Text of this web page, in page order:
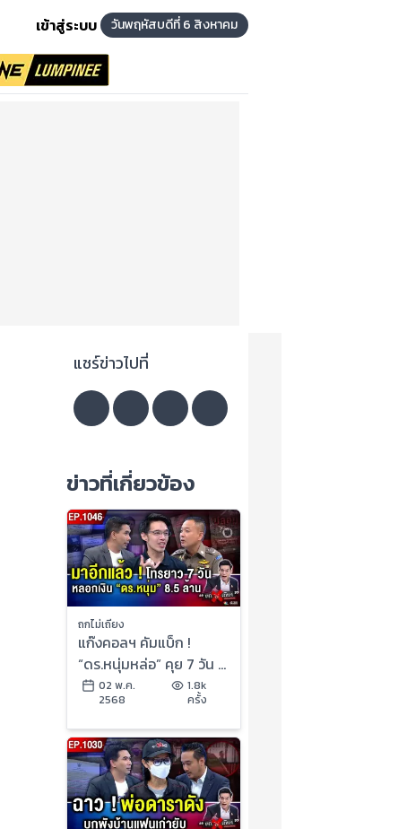
เข้าสู่ระบบ
วันพฤหัสบดีที่ 6 สิงหาคม
แชร์ข่าวไปที่
ข่าวที่เกี่ยวข้อง
ถกไม่เถียง
แก๊งคอลฯ คัมแบ็ก !
“ดร.หนุ่มหล่อ” คุย 7 วัน 7
คืน สูญ 8.5 ล้านบาท
02 พ.ค.
2568
1.8k
ครั้ง